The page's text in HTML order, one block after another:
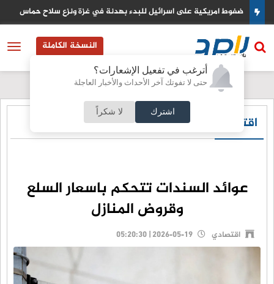
أترغب في تفعيل الإشعارات؟
حتى لا تفوتك آخر الأحداث والأخبار العاجلة
اشترك لا شكراً
سلاح حماس البنك الدولي يخصص منحة مالية ضخمة لتحديث
النسخة الكاملة
اقتصادي
عوائد السندات تتحكم باسعار السلع
وقروض المنازل
اقتصادي